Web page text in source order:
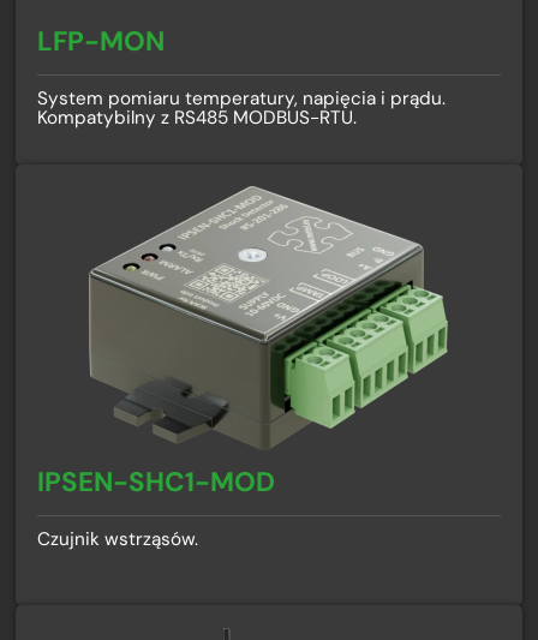
LFP-MON
System pomiaru temperatury, napięcia i prądu.
Kompatybilny z RS485 MODBUS-RTU.
IPSEN-SHC1-MOD
Czujnik wstrząsów.